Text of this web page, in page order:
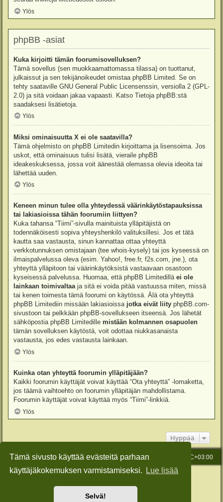
Tämä sivusto käyttää evästeitä parhaan
käyttäjäkokemuksen varmistamiseksi.
Lue lisää
Selvä!
Ylös
phpBB -asiat
Kuka kirjoitti tämän foorumisovelluksen?
Tämä sovellus (sen muokkaamattomassa tilassa) on tuottanut,
julkaissut ja sen tekijänoikeudet omistaa phpBB Limited . Se on
tehty saataville GNU General Public Licensenssin, versiolla 2 (GPL-
2.0) ja sitä voidaan jakaa vapaasti. Katso Tietoja phpBB:stä
saadaksesi lisätietoja.
Ylös
Miksi ominaisuutta X ei ole saatavilla?
Tämä ohjelmisto on phpBB Limitedin kirjoittama ja lisensoima. Jos
uskot, että ominaisuus tulisi lisätä, vieraile phpBB
ideakeskuksessa , jossa voit äänestää olemassa olevia ideoita tai
lähettää uuden.
Ylös
Keneen minun tulee olla yhteydessä väärinkäytöstapauksissa
tai lakiasioissa tähän foorumiin liittyen?
Kuka tahansa “Tiimi”-sivulla mainituista ylläpitäjistä on
todennäköisesti sopiva yhteyshenkilö valituksillesi. Jos et tätä
kautta saa vastausta, sinun kannattaa ottaa yhteyttä
verkkotunnuksen omistajaan (tee whois-kysely) tai jos kyseessä on
ilmaispalvelussa oleva (esim. Yahoo!, free.fr, f2s.com, jne.), ota
yhteyttä ylläpitoon tai väärinkäytöksistä vastaavaan osastoon
kyseisessä palvelussa. Huomaa, että phpBB Limitedillä ei ole
lainkaan toimivaltaaja sitä ei voida pitää vastuussa miten, missä
tai kenen toimesta tämä foorumi on käytössä. Älä ota yhteyttä
phpBB Limitediin missään lakiasioissa jotka eivät liity phpBB.com-
sivustoon tai pelkkään phpBB-sovellukseen itseensä. Jos lähetät
sähköpostia phpBB Limitedille mistään kolmannen osapuolen
tämän sovelluksen käytöstä, voit odottaa niukkasanaista
vastausta, jos edes vastausta lainkaan.
Ylös
Kuinka otan yhteyttä foorumin ylläpitäjään?
Kaikki foorumin käyttäjät voivat käyttää “Ota yhteyttä” -lomaketta,
jos täämä vaihtoehto on foorumin ylläpitäjän mahdollistama.
Foorumin käyttäjät voivat käyttää myös “Tiimi”-linkkiä.
Ylös
Hyppää
Etusivu Kaikki ajat ovat UTC+03:00
Viesti Ylläpidolle
Keskustelufoorumin ohjelmistophpBB® Forum Software © phpBB Limited